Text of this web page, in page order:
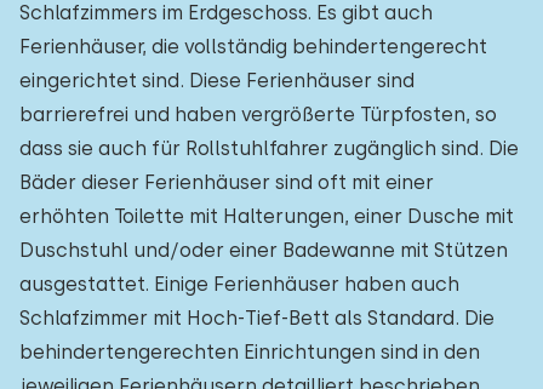
Zugänglichkeit
Eingeschränkte Mobilität
Rollstuhlgerecht
Hilfsmittel 1
Schlafzimmers im Erdgeschoss. Es gibt auch
Ferienhäuser, die vollständig behindertengerecht
eingerichtet sind. Diese Ferienhäuser sind
barrierefrei und haben vergrößerte Türpfosten, so
dass sie auch für Rollstuhlfahrer zugänglich sind. Die
Bäder dieser Ferienhäuser sind oft mit einer
erhöhten Toilette mit Halterungen, einer Dusche mit
Duschstuhl und/oder einer Badewanne mit Stützen
ausgestattet. Einige Ferienhäuser haben auch
Schlafzimmer mit Hoch-Tief-Bett als Standard. Die
behindertengerechten Einrichtungen sind in den